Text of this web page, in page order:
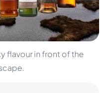
flavour in front of the